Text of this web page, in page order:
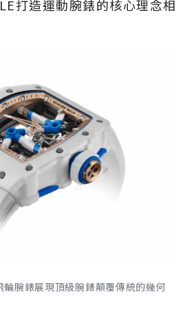
打造運動腕錶的核心理念相
腕錶展現頂級腕錶顛覆傳統的幾何